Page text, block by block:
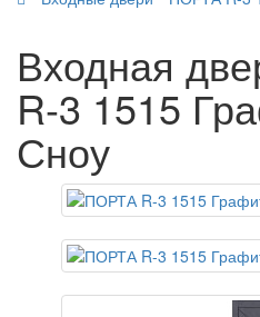
Входная
R-3 1515
Сноу